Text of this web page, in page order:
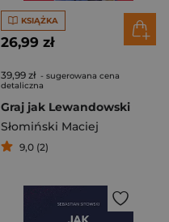
KSIĄŻKA
26,99 zł
39,99 zł - sugerowana cena
detaliczna
Graj jak Lewandowski
Słomiński Maciej
9,0 (2)